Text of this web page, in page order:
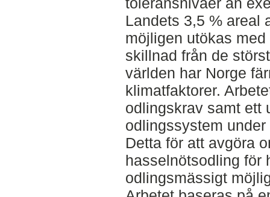
Landets 3,5 % areal
möjligen utökas
skillnad från de
världen har Norge
klimatfaktorer.
odlingskrav samt ett
odlingssystem
Detta för att avgöra
hasselnötsodling för
odlingsmässigt